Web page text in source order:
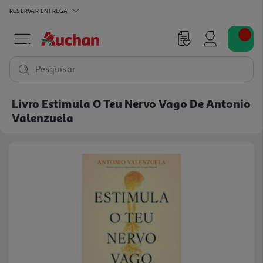
RESERVAR ENTREGA
Pesquisar
Livro Estimula O Teu Nervo Vago De Antonio
Valenzuela